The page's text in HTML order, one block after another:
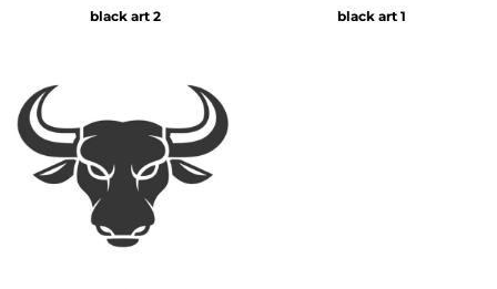
black art 2 black art 1